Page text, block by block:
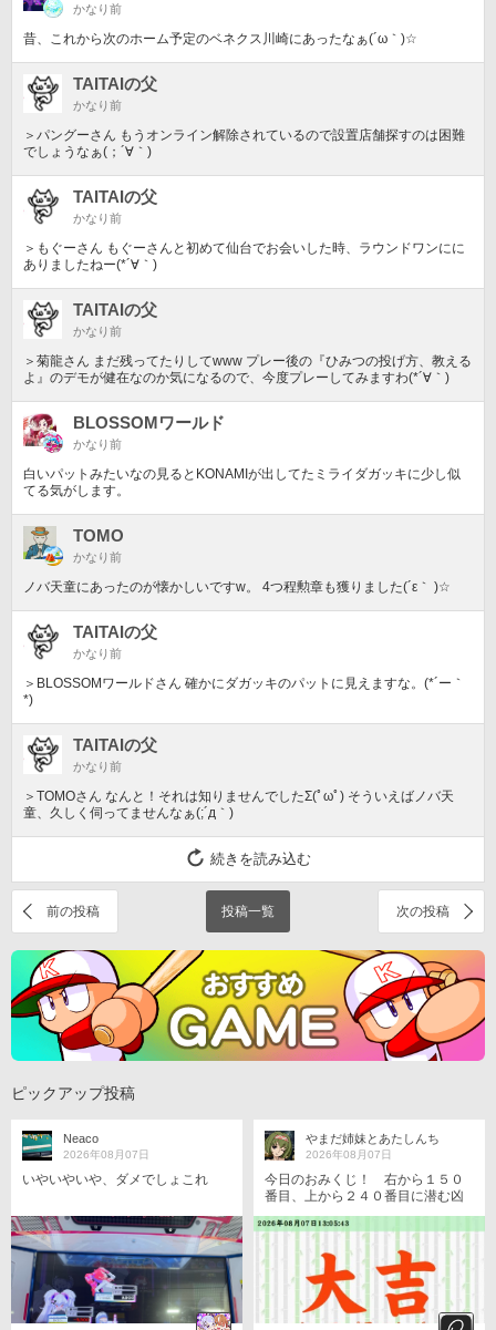
かなり前
昔、これから次のホーム予定のベネクス川崎にあったなぁ(´ω｀)☆
TAITAIの父
かなり前
＞パングーさん もうオンライン解除されているので設置店舗探すのは困難
でしょうなぁ(；´∀｀)
TAITAIの父
かなり前
＞もぐーさん もぐーさんと初めて仙台でお会いした時、ラウンドワンにに
ありましたねー(*´∀｀)
TAITAIの父
かなり前
＞菊龍さん まだ残ってたりしてwww プレー後の『ひみつの投げ方、教える
よ』のデモが健在なのか気になるので、今度プレーしてみますわ(*´∀｀)
BLOSSOMワールド
かなり前
白いパットみたいなの見るとKONAMIが出してたミライダガッキに少し似
てる気がします。
TOMO
かなり前
ノバ天童にあったのが懐かしいですw。 4つ程勲章も獲りました(´ε｀ )☆
TAITAIの父
かなり前
＞BLOSSOMワールドさん 確かにダガッキのパットに見えますな。(*´ー｀
*)
TAITAIの父
かなり前
＞TOMOさん なんと！それは知りませんでしたΣ(ﾟωﾟ) そういえばノバ天
童、久しく伺ってませんなぁ(;´д｀)
続きを読み込む
前の投稿 投稿一覧 次の投稿
ピックアップ投稿
Neaco
2026年08月07日
いやいやいや、ダメでしょこれ
やまだ姉妹とあたしんち
2026年08月07日
今日のおみくじ！ 右から１５０
番目、上から２４０番目に潜む凶
を跳ね除けた！ https://p.eagate.57
3.jp/gate/e/toomikuji.html?from=art